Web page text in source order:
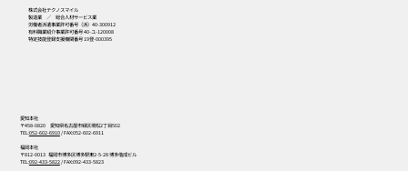
株式会社テクノスマイル
製造業 ／ 総合人材サービス業
労働者派遣事業許可番号（派）40-300912
有料職業紹介事業許可番号 40-ユ-120008
特定技能登録支援機関番号 19登-000395
愛知本社
〒458-0820 愛知県名古屋市緑区境松2丁目502
TEL:052-602-6910/ FAX:052-602-6911
福岡本社
〒812-0013 福岡市博多区博多駅東2-5-28 博多偕成ビル
TEL:092-433-5822/ FAX:092-433-5823